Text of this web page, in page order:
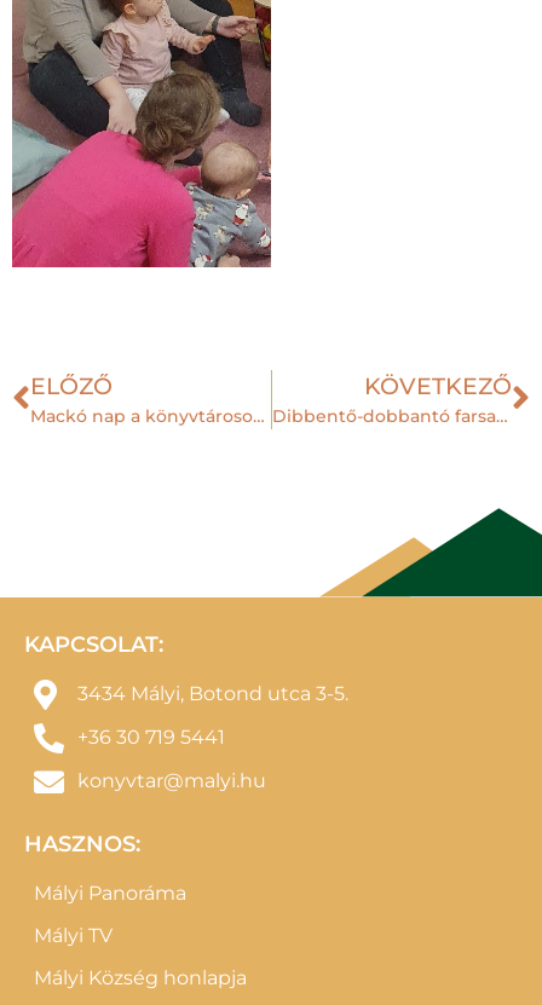
ELŐZŐ
Mackó nap a könyvtárosokkal
KÖVETKEZŐ
Dibbentő-dobbantó farsangi hagyományok nyomában- beszámoló
KAPCSOLAT:
3434 Mályi, Botond utca 3-5.
+36 30 719 5441
konyvtar@malyi.hu
HASZNOS:
Mályi Panoráma
Mályi TV
Mályi Község honlapja